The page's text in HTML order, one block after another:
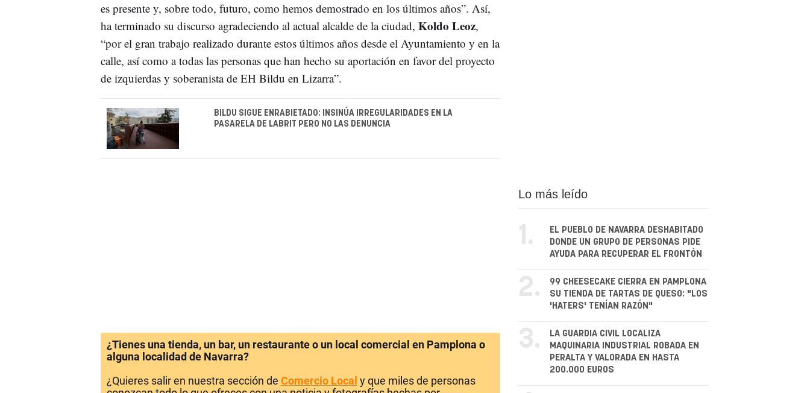
es presente y, sobre todo, futuro, como hemos demostrado en los últimos años”. Así,
ha terminado su discurso agradeciendo al actual alcalde de la ciudad, Koldo Leoz,
“por el gran trabajo realizado durante estos últimos años desde el Ayuntamiento y en la
calle, así como a todas las personas que han hecho su aportación en favor del proyecto
de izquierdas y soberanista de EH Bildu en Lizarra”.
BILDU SIGUE ENRABIETADO: INSINÚA IRREGULARIDADES EN LA
PASARELA DE LABRIT PERO NO LAS DENUNCIA
¿Tienes una tienda, un bar, un restaurante o un local comercial en Pamplona o
alguna localidad de Navarra?
¿Quieres salir en nuestra sección de Comercio Local y que miles de personas
Lo más leído
1.
EL PUEBLO DE NAVARRA DESHABITADO
DONDE UN GRUPO DE PERSONAS PIDE
AYUDA PARA RECUPERAR EL FRONTÓN
2.
99 CHEESECAKE CIERRA EN PAMPLONA
SU TIENDA DE TARTAS DE QUESO: "LOS
'HATERS' TENÍAN RAZÓN"
3.
LA GUARDIA CIVIL LOCALIZA
MAQUINARIA INDUSTRIAL ROBADA EN
PERALTA Y VALORADA EN HASTA
200.000 EUROS